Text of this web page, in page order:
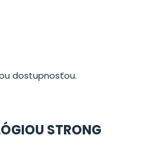
dostupnosťou.
STRONG